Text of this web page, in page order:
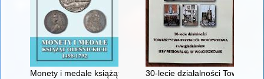
Monety i medale książąt oleśnickich 1498-1792
30-lecie działalności